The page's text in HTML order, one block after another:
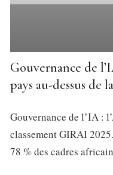
Gouvernance de
pays au-dessus de
Gouvernance de l’IA :
classement GIRAI
78 % des cadres